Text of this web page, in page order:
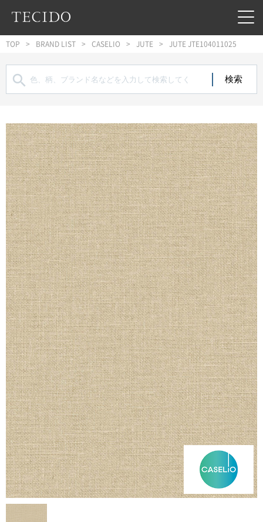
フッターへジャンプ
TOP BRAND LIST CASELIO JUTE JUTE JTE104011025
